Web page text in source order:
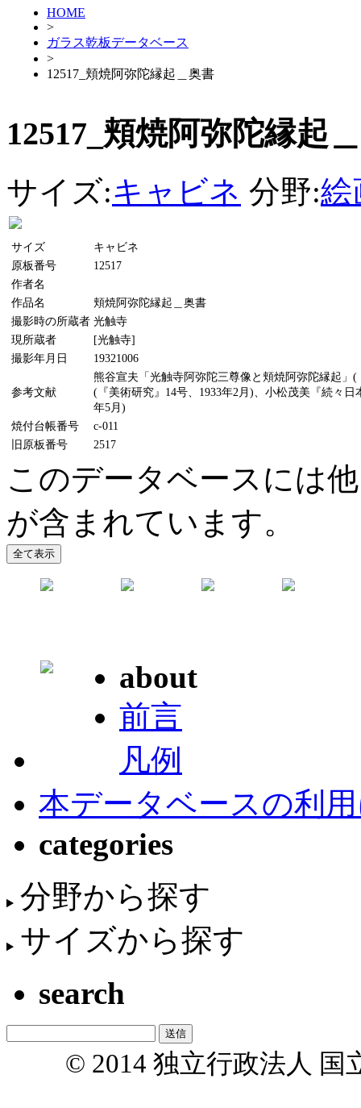
HOME
>
ガラス乾板データベース
>
12517_頬焼阿弥陀縁起＿奥書
12517_頬焼阿弥陀縁起
サイズ:キャビネ 分野:絵
サイズ
キャビネ
原板番号
12517
作者名
作品名
頬焼阿弥陀縁起＿奥書
撮影時の所蔵者 光触寺
現所蔵者
[光触寺]
撮影年月日
19321006
参考文献
熊谷宣夫「光触寺阿弥陀三尊像と頬焼阿弥陀縁起」
(『美術研究』14号、1933年2月)、小松茂美『続々
年5月)
焼付台帳番号
c-011
旧原板番号
2517
このデータベースには
が含まれています。
about
前言
凡例
本データベースの利
categories
分野から探す
サイズから探す
search
© 2014 独立行政法人 国